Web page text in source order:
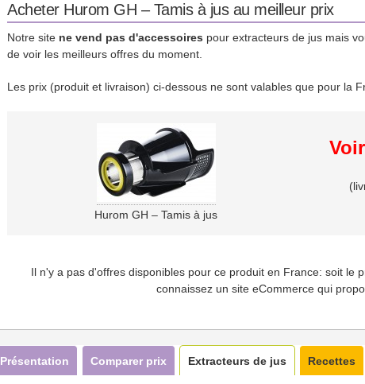
Acheter Hurom GH – Tamis à jus au meilleur prix
Notre site ne vend pas d'accessoires pour extracteurs de jus mais
de voir les meilleurs offres du moment.
Les prix (produit et livraison) ci-dessous ne sont valables que pour la
Hurom GH – Tamis à jus
Il n'y a pas d'offres disponibles pour ce produit en France: soit le
connaissez un site eCommerce qui
Présentation Comparer prix Extracteurs de jus Recettes